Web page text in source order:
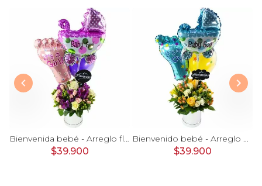
Bienvenida bebé - Arreglo floral con globos, rosas blanci, minirosas rosado, astromelias morado e hypericum
$39.900
Bienvenido bebé - Arreglo floral con globos, rosas amarillo, minirosas blanco, astromelias e hypericum
$39.900